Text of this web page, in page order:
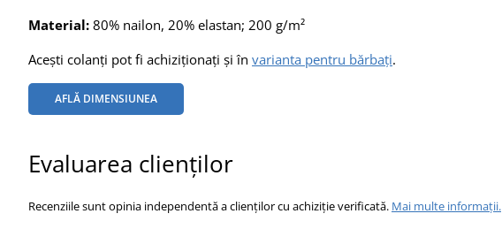
Material: 80% nailon, 20% elastan; 200 g/m²
Acești colanți pot fi achiziționați și în varianta pentru bărbați.
AFLĂ DIMENSIUNEA
Evaluarea clienților
Recenziile sunt opinia independentă a clienților cu achiziție verificată. Mai multe informații.